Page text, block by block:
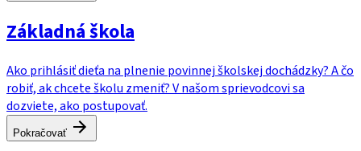
Základná škola
Ako prihlásiť dieťa na plnenie povinnej školskej dochádzky? A čo
robiť, ak chcete školu zmeniť? V našom sprievodcovi sa
dozviete, ako postupovať.
Pokračovať